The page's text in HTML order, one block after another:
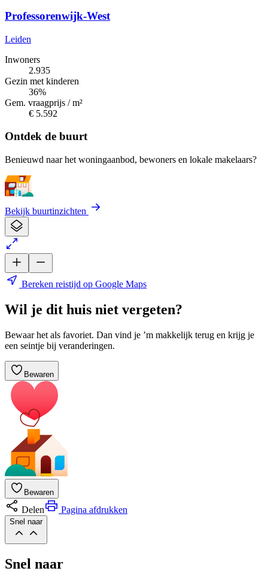
Professorenwijk-West
Leiden
Inwoners
2.935
Gezin met kinderen
36%
Gem. vraagprijs / m²
€ 5.592
Ontdek de buurt
Benieuwd naar het woningaanbod, bewoners en lokale makelaars?
Bekijk buurtinzichten
Bereken reistijd op Google Maps
Wil je dit huis niet vergeten?
Bewaar het als favoriet. Dan vind je ’m makkelijk terug en krijg je
een seintje bij veranderingen.
Bewaren
Bewaren
Delen Pagina afdrukken
Snel naar
Snel naar